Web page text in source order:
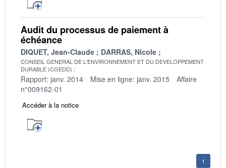
Audit du processus de paiement à
échéance
DIQUET, Jean-Claude DARRAS, Nicole
CONSEIL GENERAL DE L'ENVIRONNEMENT ET DU DEVELOPPEMENT
DURABLE (CGEDD)
Rapport: janv. 2014 Mise en ligne: janv. 2015
Affaire
n°009162-01
Accéder à la notice
1